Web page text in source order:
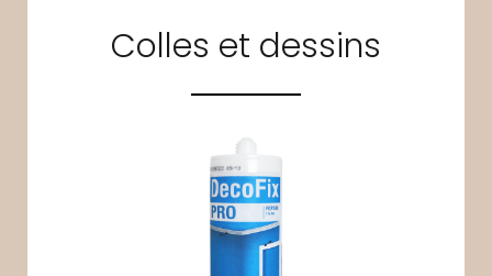
Colles et dessins